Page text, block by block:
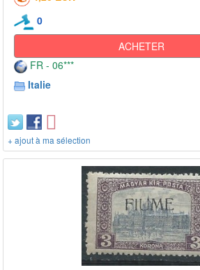
0
ACHETER
FR - 06***
Italie
+ ajout à ma sélection